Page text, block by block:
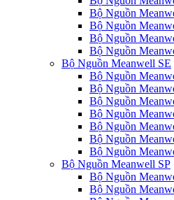
Bộ Nguồn
Bộ Nguồn
Bộ Nguồn
Bộ Nguồn
Bộ Nguồn Meanwell SE
Bộ Nguồn
Bộ Nguồn
Bộ Nguồn
Bộ Nguồn
Bộ Nguồn
Bộ Nguồn
Bộ Nguồn
Bộ Nguồn Meanwell SP
Bộ Nguồn
Bộ Nguồn